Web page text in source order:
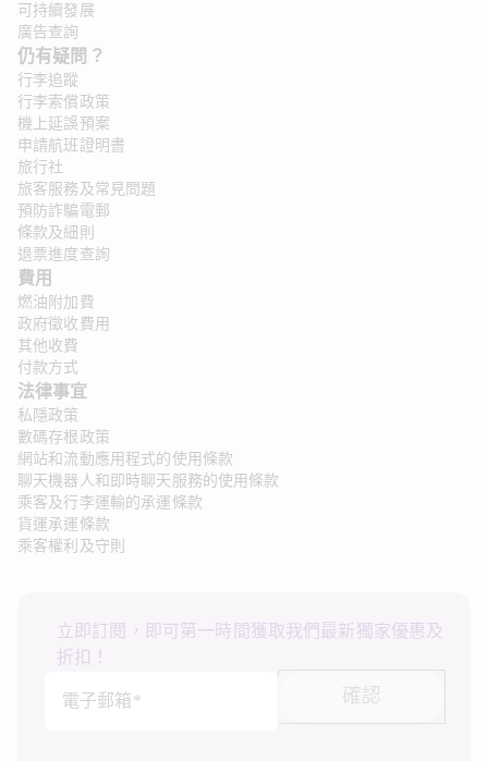
可持續發展
廣告查詢
仍有疑問？
行李追蹤
行李索償政策
機上延誤預案
申請航班證明書
旅行社
旅客服務及常見問題
預防詐騙電郵
條款及細則
退票進度查詢
費用
燃油附加費
政府徵收費用
其他收費
付款方式
法律事宜
私隱政策
數碼存根政策
網站和流動應用程式的使用條款
聊天機器人和即時聊天服務的使用條款
乘客及行李運輸的承運條款
貨運承運條款
乘客權利及守則
立即訂閱，即可第一時間獲取我們最新獨家優惠及
折扣！
電子郵箱*
確認